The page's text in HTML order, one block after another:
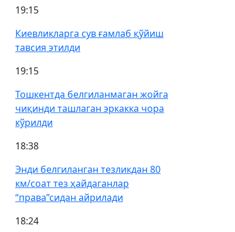
19:15
Киевликларга сув ғамлаб қўйиш
тавсия этилди
19:15
Тошкентда белгиланмаган жойга
чиқинди ташлаган эркакка чора
кўрилди
18:38
Энди белгиланган тезликдан 80
км/соат тез ҳайдаганлар
“права”сидан айрилади
18:24